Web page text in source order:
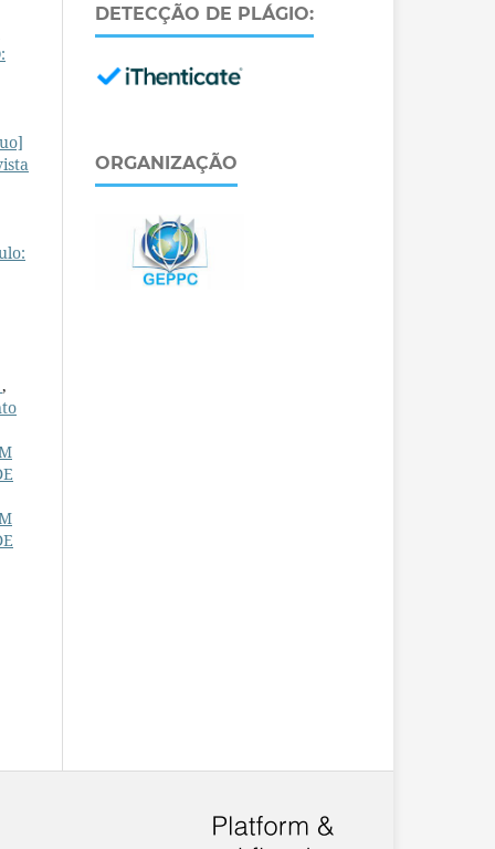
,
DETECÇÃO DE PLÁGIO:
ORGANIZAÇÃO